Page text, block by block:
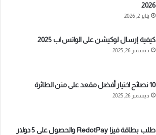
2026
يناير 2, 2026
كيفية إرسال لوكيشن على الواتس اب 2025
ديسمبر 26, 2025
10 نصائح اختيار أفضل مقعد على متن الطائرة
ديسمبر 26, 2025
طلب بطاقة فيزا RedotPay والحصول على 5 دولار